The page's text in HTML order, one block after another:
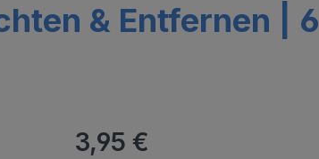
& Entfernen | 6
Regulärer Preis:
3,95 €